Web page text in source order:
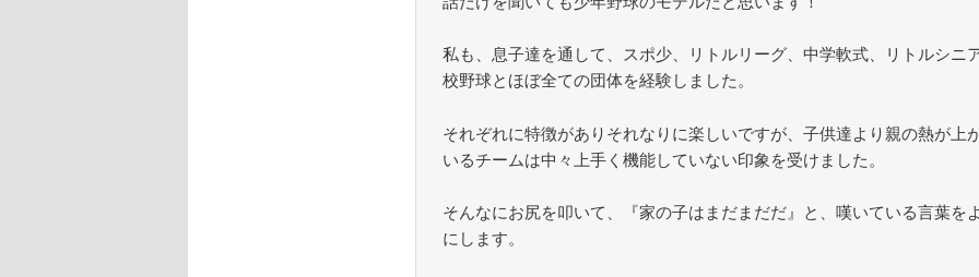
私も、息子達を通して、スポ少、リトルリーグ、中学軟式、リトルシニ
校野球とほぼ全ての団体を経験しました。
それぞれに特徴がありそれなりに楽しいですが、子供達より親の熱が上
いるチームは中々上手く機能していない印象を受けました。
そんなにお尻を叩いて、『家の子はまだまだだ』と、嘆いている言葉を
にします。